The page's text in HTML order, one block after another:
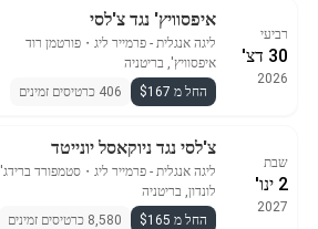
רביעי
30 דצ'
2026
איפסוויץ' נגד צ'לסי
ליגה אנגלית - פרמייר ליג ・ פורטמן רוד
איפסוויץ', בריטניה
החל מ $167
406 כרטיסים זמינים
שבת
2 ינו'
2027
צ'לסי נגד ניוקאסל יונייטד
ליגה אנגלית - פרמייר ליג ・ סטמפורד ברידג'
לונדון, בריטניה
החל מ $165
8,580 כרטיסים זמינים